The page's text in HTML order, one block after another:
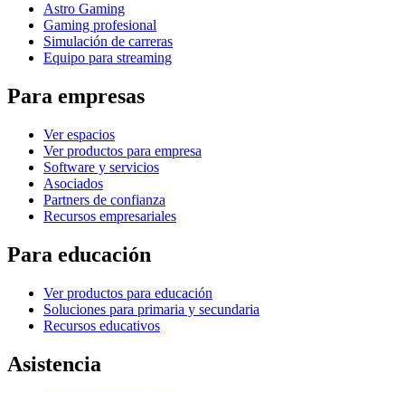
Astro Gaming
Gaming profesional
Simulación de carreras
Equipo para streaming
Para empresas
Ver espacios
Ver productos para empresa
Software y servicios
Asociados
Partners de confianza
Recursos empresariales
Para educación
Ver productos para educación
Soluciones para primaria y secundaria
Recursos educativos
Asistencia